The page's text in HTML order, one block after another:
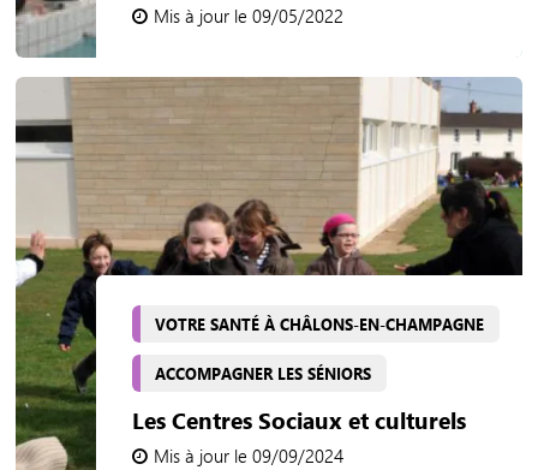
Mis à jour le 09/05/2022
VOTRE SANTÉ À CHÂLONS-EN-CHAMPAGNE
ACCOMPAGNER LES SÉNIORS
Les Centres Sociaux et culturels
Mis à jour le 09/09/2024